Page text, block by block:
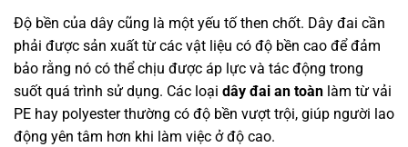
Độ bền của dây cũng là một yếu tố then chốt. Dây đai cần
phải được sản xuất từ các vật liệu có độ bền cao để đảm
bảo rằng nó có thể chịu được áp lực và tác động trong
suốt quá trình sử dụng. Các loại dây đai an toàn làm từ vải
PE hay polyester thường có độ bền vượt trội, giúp người lao
động yên tâm hơn khi làm việc ở độ cao.